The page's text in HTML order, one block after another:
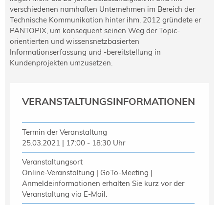
verschiedenen namhaften Unternehmen im Bereich der
Technische Kommunikation hinter ihm. 2012 gründete er
PANTOPIX, um konsequent seinen Weg der Topic-
orientierten und wissensnetzbasierten
Informationserfassung und -bereitstellung in
Kundenprojekten umzusetzen.
VERANSTALTUNGSINFORMATIONEN
Termin der Veranstaltung
25.03.2021 | 17:00 - 18:30 Uhr
Veranstaltungsort
Online-Veranstaltung | GoTo-Meeting |
Anmeldeinformationen erhalten Sie kurz vor der
Veranstaltung via E-Mail.